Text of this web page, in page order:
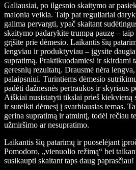
Galiausiai, po ilgesnio skaitymo ar
malonia veikla. Taip pat reguliariai
galima pervargti, ypač skaitant
skaitymo padarykite trumpą pauzę –
grįšite prie dėmesio. Laikantis šių
lengviau ir produktyviau – įgysite
supratimą. Praktikuodamiesi ir skirdami
geresnių rezultatų. Drausmė nėra
palaipsniui. Turintiems dėmesio
padėti dažnesnės pertraukos ir skyriaus
Aiškiai nusistatyti tikslai prieš kiekvieną
ir sutelkti dėmesį į svarbiausias temas.
gerina supratimą ir atmintį, todėl rečiau
užmiršimo ar nesupratimo.
Laikantis šių patarimų ir puoselėjant
Pomodoro, „vienuolio režimą“ bei
susikaupti skaitant taps daug paprasčiau!